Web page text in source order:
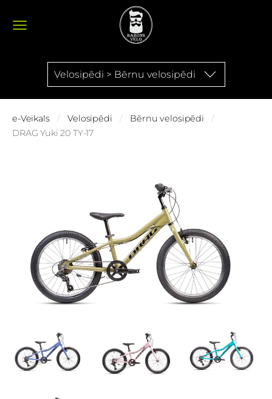
Velosipēdi > Bērnu velosipēdi
e-Veikals Velosipēdi
Bērnu velosipēdi
DRAG Yuki 20 TY-17